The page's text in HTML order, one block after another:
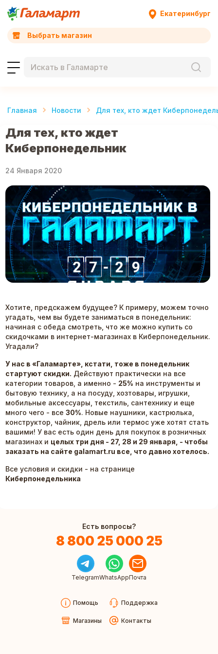
Екатеринбург
Выбрать магазин
Главная Новости Для тех, кто ждет
Для тех, кто ждет
Киберпонедельник
24 Января 2020
Хотите, предскажем будущее? К примеру, можем точно
угадать, чем вы будете заниматься в понедельник:
начиная с обеда смотреть, что же можно купить со
скидочками в интернет-магазинах в Киберпонедельник.
Угадали?
У нас в «Галамарте» , кстати, тоже в понедельник
стартуют скидки. Действуют практически на все
категории товаров, а именно - 25% на инструменты и
бытовую технику, а на посуду, хозтовары, игрушки,
мобильные аксессуары, текстиль, сантехнику и еще
много чего - все 30%. Новые наушники, кастрюлька,
конструктор, чайник, дрель или термос уже хотят стать
вашими! У вас есть один день для покупок в розничных
магазинах и целых три дня - 27, 28 и 29 января , - чтобы
заказать на сайте galamart.ru все, что давно хотелось.
Все условия и скидки - на странице
Киберпонедельника
Есть вопросы?
8 800 25 000 25
TelegramWhatsAppПочта
Помощь Поддержка
Магазины Контакты